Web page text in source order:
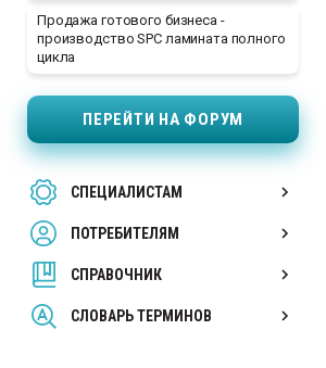
Продажа готового бизнеса -
производство SPC ламината полного
цикла
ПЕРЕЙТИ НА ФОРУМ
СПЕЦИАЛИСТАМ
ПОТРЕБИТЕЛЯМ
СПРАВОЧНИК
СЛОВАРЬ ТЕРМИНОВ